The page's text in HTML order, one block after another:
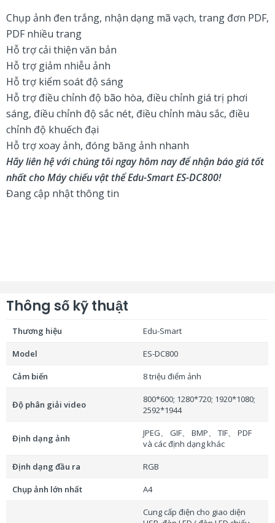
Chụp ảnh đen trắng, nhận dạng mã vạch, trang đơn PDF,
PDF nhiều trang
Hỗ trợ cải thiện văn bản
Hỗ trợ giảm nhiễu ảnh
Hỗ trợ kiểm soát độ sáng
Hỗ trợ điều chỉnh độ bão hòa, điều chỉnh giá trị phơi
sáng, điều chỉnh độ sắc nét, điều chỉnh màu sắc, điều
chỉnh độ khuếch đại
Hỗ trợ xoay ảnh, đóng băng ảnh nhanh
Hãy liên hệ với chúng tôi ngay hôm nay để nhận báo giá tốt
nhất cho Máy chiếu vật thể Edu-Smart ES-DC800!
Đang cập nhật thông tin
Thông số kỹ thuật
Thương hiệu Edu-Smart
Model ES-DC800
Cảm biến 8 triệu điểm ảnh
Độ phân giải video
800*600; 1280*720; 1920*1080;
2592*1944
Định dạng ảnh
JPEG、 GIF、 BMP、 TIF、 PDF
và các định dạng khác
Định dạng đầu ra RGB
Chụp ảnh lớn nhất A4
Cung cấp điện cho giao diện